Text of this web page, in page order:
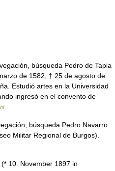
búsqueda Pedro de Tapia
de 1582, † 25 de agosto de
Estudió artes en la Universidad
ingresó en el convento de
búsqueda Pedro Navarro
Militar Regional de Burgos).
10. November 1897 in